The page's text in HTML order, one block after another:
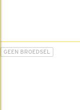
GEEN BROEDSEL